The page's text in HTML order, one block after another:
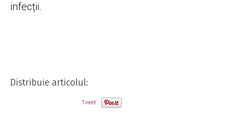
infecții.
Distribuie articolul:
Tweet